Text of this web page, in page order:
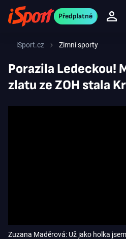
Předplatné
iSport.cz Zimní sporty
Porazila Ledeckou!
zlatu ze ZOH stala
Zuzana Maděrová: Už jako holka